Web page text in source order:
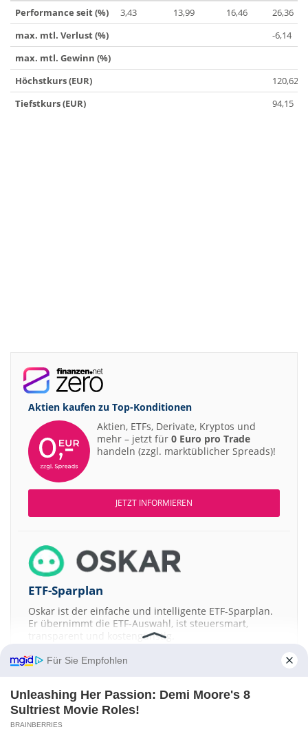
Performance seit (%)
3,43 13,99 16,46
26,36
max. mtl. Verlust (%)
-6,14
max. mtl. Gewinn (%)
Höchstkurs (EUR)
120,62
Tiefstkurs (EUR)
94,15
Aktien kaufen zu Top-Konditionen
Aktien, ETFs, Derivate, Kryptos und
mehr – jetzt für 0 Euro pro Trade
handeln (zzgl. marktüblicher Spreads)!
JETZT INFORMIEREN
ETF-Sparplan
Oskar ist der einfache und intelligente ETF-Sparplan.
Er übernimmt die ETF-Auswahl, ist steuersmart,
transparent und kostengünstig.
JETZT MEHR ERFAHREN
Für Sie Empfohlen
Unleashing Her Passion: Demi Moore's 8
Sultriest Movie Roles!
BRAINBERRIES